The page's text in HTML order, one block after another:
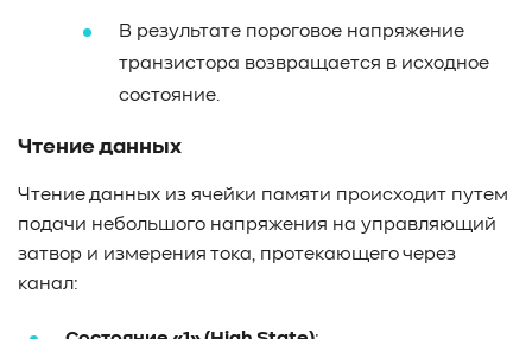
В результате пороговое напряжение
транзистора возвращается в исходное
состояние.
Чтение данных
Чтение данных из ячейки памяти происходит путем
подачи небольшого напряжения на управляющий
затвор и измерения тока, протекающего через
канал: